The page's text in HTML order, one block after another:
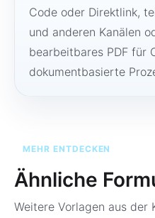
Code oder Direktlink,
und anderen Kanälen
bearbeitbares PDF für
dokumentbasierte
MEHR ENTDECKEN
Ähnliche
Weitere Vorlagen aus der